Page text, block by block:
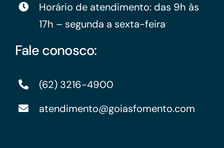
Horário de atendimento: das 9h às
17h – segunda a sexta-feira
Fale conosco:
(62) 3216-4900
atendimento@goiasfomento.com